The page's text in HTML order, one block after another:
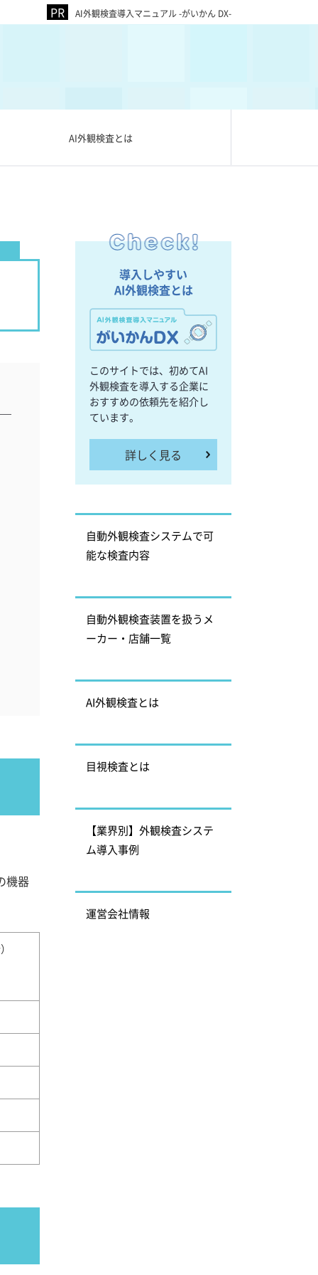
AI外観検査導入マニュアル -がいかん DX-
AI外観検査とは
機器
導入しやすい
AI外観検査とは
このサイトでは、初めてAI
外観検査を導入する企業に
おすすめの依頼先を紹介し
ています。
詳しく見る
自動外観検査システムで可
能な検査内容
自動外観検査装置を扱うメ
ーカー・店舗一覧
AI外観検査とは
目視検査とは
【業界別】外観検査システ
ム導入事例
運営会社情報